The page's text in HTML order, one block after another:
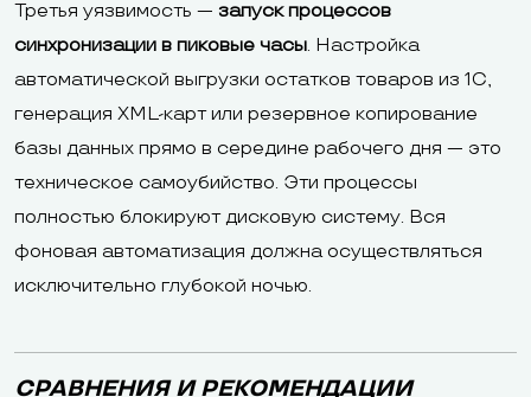
Третья уязвимость — запуск процессов
синхронизации в пиковые часы. Настройка
автоматической выгрузки остатков товаров из 1С,
генерация XML-карт или резервное копирование
базы данных прямо в середине рабочего дня — это
техническое самоубийство. Эти процессы
полностью блокируют дисковую систему. Вся
фоновая автоматизация должна осуществляться
исключительно глубокой ночью.
СРАВНЕНИЯ И РЕКОМЕНДАЦИИ